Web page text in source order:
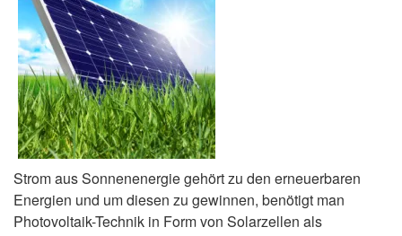
Strom aus Sonnenenergie gehört zu den erneuerbaren
Energien und um diesen zu gewinnen, benötigt man
Photovoltaik-Technik in Form von Solarzellen als